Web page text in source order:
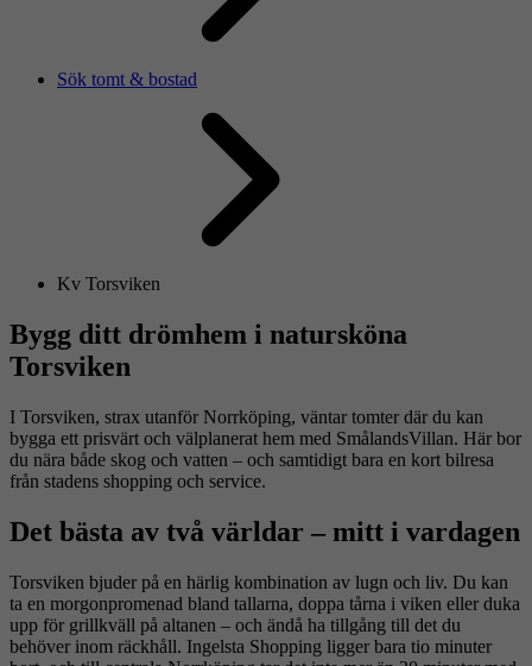
Sök tomt & bostad
Kv Torsviken
Bygg ditt drömhem i natursköna
Torsviken
I Torsviken, strax utanför Norrköping, väntar tomter där du kan
bygga ett prisvärt och välplanerat hem med SmålandsVillan. Här bor
du nära både skog och vatten – och samtidigt bara en kort bilresa
från stadens shopping och service.
Det bästa av två världar – mitt i vardagen
Torsviken bjuder på en härlig kombination av lugn och liv. Du kan
ta en morgonpromenad bland tallarna, doppa tårna i viken eller duka
upp för grillkväll på altanen – och ändå ha tillgång till det du
behöver inom räckhåll. Ingelsta Shopping ligger bara tio minuter